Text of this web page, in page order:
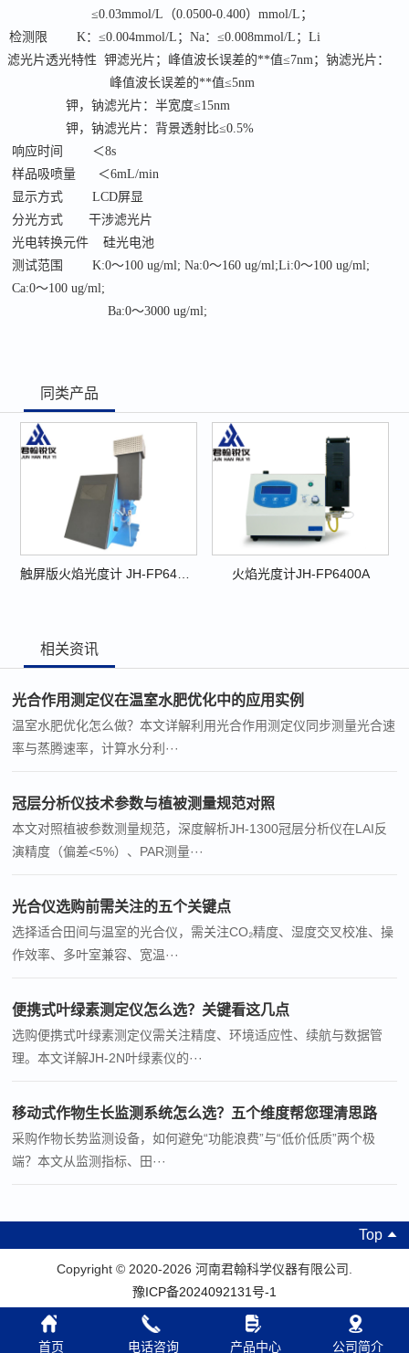
≤0.03mmol/L（0.0500-0.400）mmol/L；
检测限
K：≤0.004mmol/L；Na：≤0.008mmol/L；Li
滤光片透光特性
钾滤光片；峰值波长误差的**值≤7nm；钠滤光片：
峰值波长误差的**值≤5nm
钾，钠滤光片：半宽度≤15nm
钾，钠滤光片：背景透射比≤0.5%
响应时间
＜8s
样品吸喷量
＜6mL/min
显示方式
LCD屏显
分光方式
干涉滤光片
光电转换元件
硅光电池
测试范围
K:0～100 ug/ml;Na:0～160 ug/ml;Li:0～100 ug/ml;
Ca:0～100 ug/ml;
Ba:0～3000 ug/ml;
同类产品
触屏版火焰光度计 JH-FP6410系列 火焰光度计JH-FP6400A
相关资讯
光合作用测定仪在温室水肥优化中的应用实例
温室水肥优化怎么做？本文详解利用光合作用测定仪同步测量光合速
率与蒸腾速率，计算水分利···
冠层分析仪技术参数与植被测量规范对照
本文对照植被参数测量规范，深度解析JH-1300冠层分析仪在LAI反
演精度（偏差<5%）、PAR测量···
光合仪选购前需关注的五个关键点
选择适合田间与温室的光合仪，需关注CO₂精度、湿度交叉校准、操
作效率、多叶室兼容、宽温···
便携式叶绿素测定仪怎么选？关键看这几点
选购便携式叶绿素测定仪需关注精度、环境适应性、续航与数据管
理。本文详解JH-2N叶绿素仪的···
移动式作物生长监测系统怎么选？五个维度帮您理清思路
采购作物长势监测设备，如何避免“功能浪费”与“低价低质”两个极
端？本文从监测指标、田···
Top
Copyright © 2020-2026 河南君翰科学仪器有限公司.
豫ICP备2024092131号-1
首页 电话咨询 产品中心 公司简介